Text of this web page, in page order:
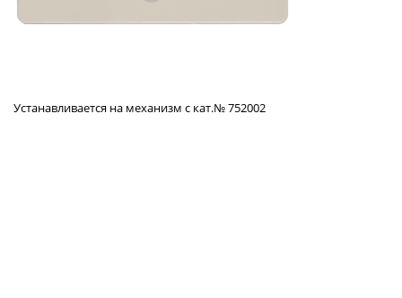
Устанавливается на механизм с кат.№ 752002